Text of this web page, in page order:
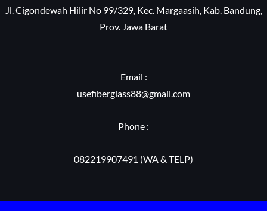
Jl. Cigondewah Hilir No 99/329, Kec. Margaasih, Kab. Bandung,
Prov. Jawa Barat
Email :
usefiberglass88@gmail.com
Phone :
082219907491 (WA & TELP)